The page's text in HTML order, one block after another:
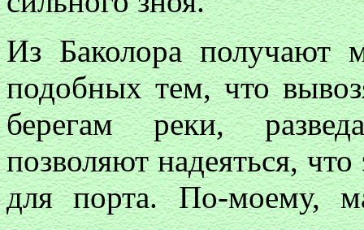
Из Баколора получают
подобных тем, что
берегам реки,
позволяют надеяться,
для порта. По-моему,